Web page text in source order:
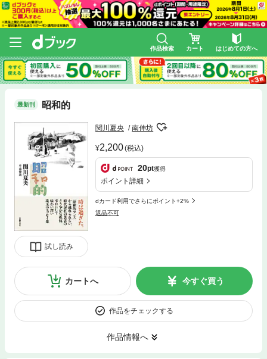
作品検索 カート はじめての方へ
最新刊 昭和的
試し読み
関川夏央 南伸坊
2,200(税込)
20pt獲得
ポイント詳細
dカード利用でさらにポイント+2%
返品不可
カートへ 今すぐ買う
作品をチェックする
作品情報へ